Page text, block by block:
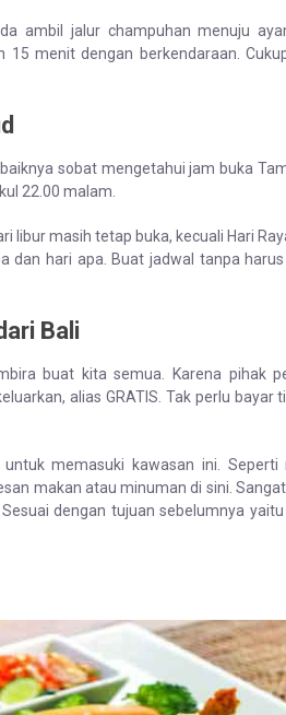
ambil jalur champuhan menuju
15 menit dengan berkendaraan.
sobat mengetahui jam buka
22.00 malam.
libur masih tetap buka, kecuali Hari
dan hari apa. Buat jadwal tanpa
Bali
buat kita semua. Karena pihak
alias GRATIS. Tak perlu bayar
memasuki kawasan ini.
makan atau minuman di sini.
dengan tujuan sebelumnya